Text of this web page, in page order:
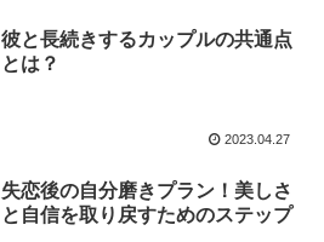
彼と長続きするカップルの共通点
とは？
2023.04.27
失恋後の自分磨きプラン！美しさ
と自信を取り戻すためのステップ